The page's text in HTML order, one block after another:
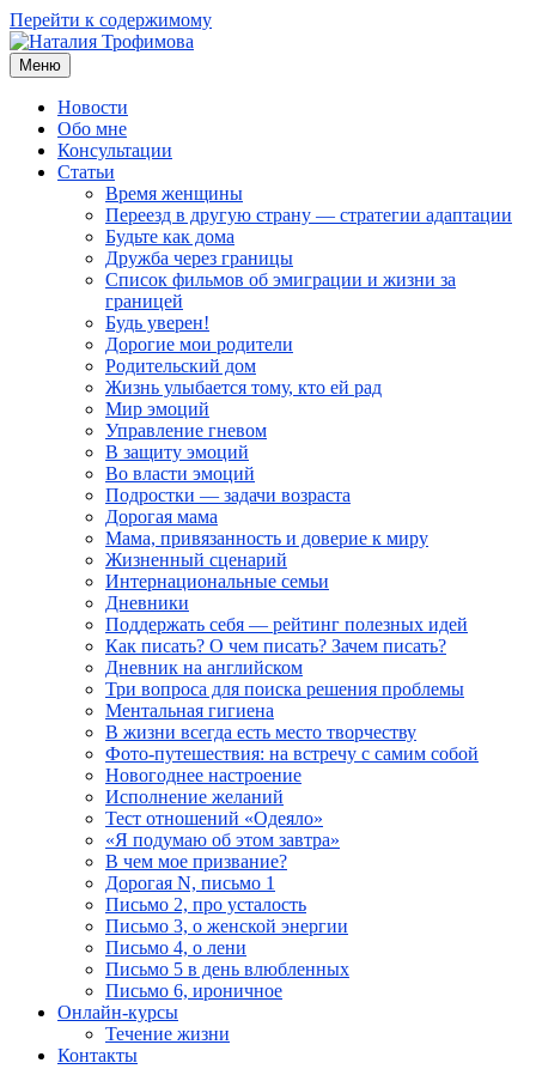
Перейти к содержимому
Наталия Трофимова
Психолог онлайн
Меню
Новости
Обо мне
Консультации
Статьи
Время женщины
Переезд в другую страну — стратегии адаптации
Будьте как дома
Дружба через границы
Список фильмов об эмиграции и жизни за
границей
Будь уверен!
Дорогие мои родители
Родительский дом
Жизнь улыбается тому, кто ей рад
Мир эмоций
Управление гневом
В защиту эмоций
Во власти эмоций
Подростки — задачи возраста
Дорогая мама
Мама, привязанность и доверие к миру
Жизненный сценарий
Интернациональные семьи
Дневники
Поддержать себя — рейтинг полезных идей
Как писать? О чем писать? Зачем писать?
Дневник на английском
Три вопроса для поиска решения проблемы
Ментальная гигиена
В жизни всегда есть место творчеству
Фото-путешествия: на встречу с самим собой
Новогоднее настроение
Исполнение желаний
Тест отношений «Одеяло»
«Я подумаю об этом завтра»
В чем мое призвание?
Дорогая N, письмо 1
Письмо 2, про усталость
Письмо 3, о женской энергии
Письмо 4, о лени
Письмо 5 в день влюбленных
Письмо 6, ироничное
Онлайн-курсы
Течение жизни
Контакты